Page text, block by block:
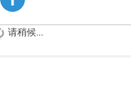
请稍候...